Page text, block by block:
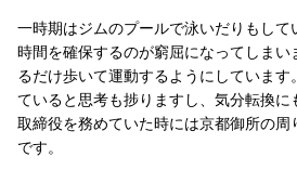
一時期はジムのプールで泳いだりもして
時間を確保するのが窮屈になってしまい
るだけ歩いて運動するようにしていま
ていると思考も捗りますし、気分転換
取締役を務めていた時には京都御所の
です。